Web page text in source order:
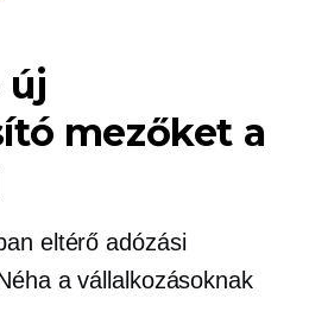
új
mezőket a
eltérő adózási
a vállalkozásoknak